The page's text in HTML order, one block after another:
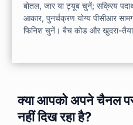
बोतल, जार या ट्यूब चुनें; सक्रिय
आकार, पुनर्चक्रण योग्य पीसीआर
फिनिश चुनें। बैच कोड और खुदरा-
क्या आपको अपने चैनल
नहीं दिख रहा है?